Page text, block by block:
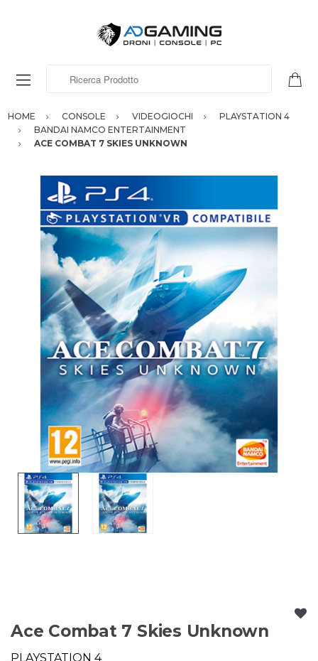
HOME CONSOLE VIDEOGIOCHI
PLAYSTATION 4
BANDAI NAMCO ENTERTAINMENT
ACE COMBAT 7 SKIES UNKNOWN
Ace Combat 7 Skies Unknown
PLAYSTATION 4